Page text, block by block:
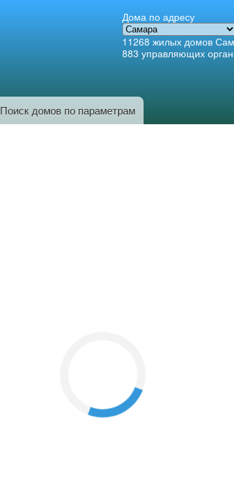
Дома по адресу
11268 жилых домов
883 управляющих
Поиск домов по параметрам